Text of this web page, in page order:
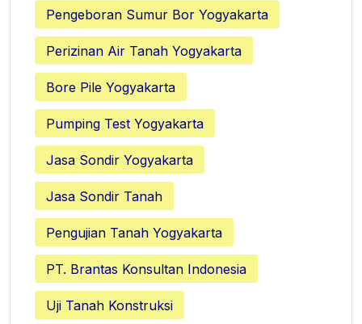
Pengeboran Sumur Bor Yogyakarta
Perizinan Air Tanah Yogyakarta
Bore Pile Yogyakarta
Pumping Test Yogyakarta
Jasa Sondir Yogyakarta
Jasa Sondir Tanah
Pengujian Tanah Yogyakarta
PT. Brantas Konsultan Indonesia
Uji Tanah Konstruksi